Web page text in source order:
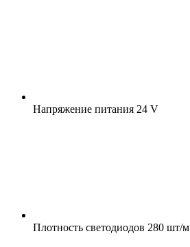
Напряжение питания 24 V
Плотность светодиодов 280 шт/м